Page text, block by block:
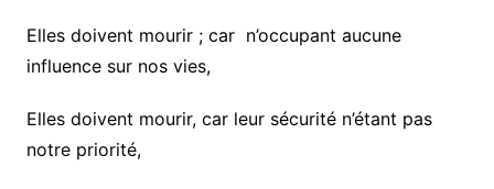
Elles doivent mourir ; car n’occupant aucune
influence sur nos vies,
Elles doivent mourir, car leur sécurité n’étant pas
notre priorité,